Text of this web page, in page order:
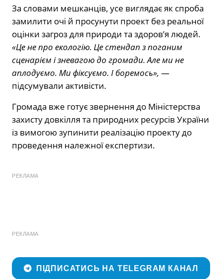
За словами мешканців, усе виглядає як спроба
замилити очі й просунути проект без реальної
оцінки загроз для природи та здоров’я людей.
«Це не про екологію. Це стендап з поганим
сценарієм і зневагою до громади. Але ми не
аплодуємо. Ми фіксуємо. І боремось», —
підсумували активісти.
Громада вже готує звернення до Міністерства
захисту довкілля та природних ресурсів України
із вимогою зупинити реалізацію проекту до
проведення належної експертизи.
РЕКЛАМА
РЕКЛАМА
ПІДПИСАТИСЬ НА TELEGRAM КАНАЛ